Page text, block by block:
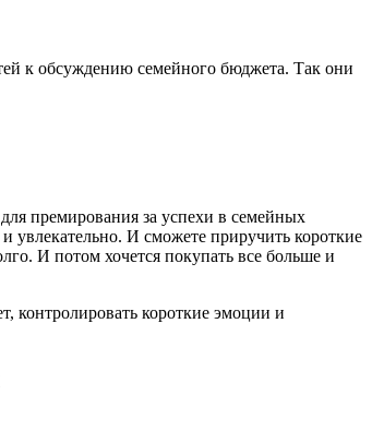
к обсуждению семейного бюджета. Так они
премирования за успехи в семейных
увлекательно. И сможете приручить короткие
И потом хочется покупать все больше и
контролировать короткие эмоции и